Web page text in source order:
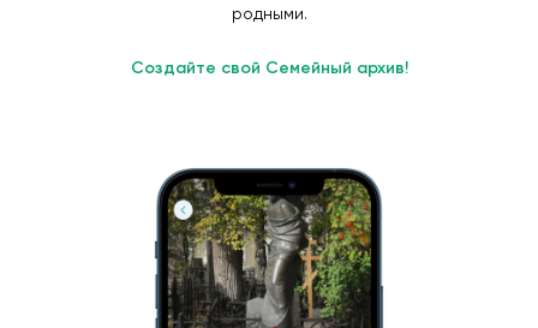
родными.
Создайте свой Семейный архив!